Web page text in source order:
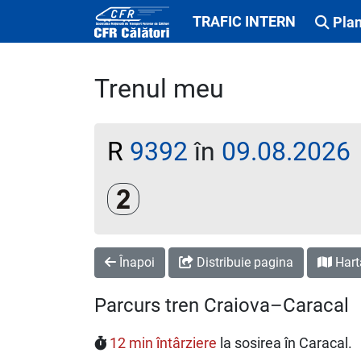
TRAFIC INTERN
Trenul meu
R 9392 în 09.08.2026
Clasa a 2-a
Înapoi Distribuie pagina
Parcurs tren Craiova–Caracal
12 min întârziere la sosirea în Caracal.